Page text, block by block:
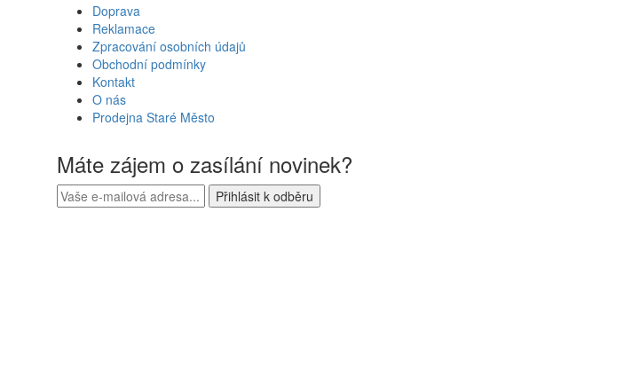
Doprava
Reklamace
Zpracování osobních údajů
Obchodní podmínky
Kontakt
O nás
Prodejna Staré Město
Máte zájem o zasílání novinek?